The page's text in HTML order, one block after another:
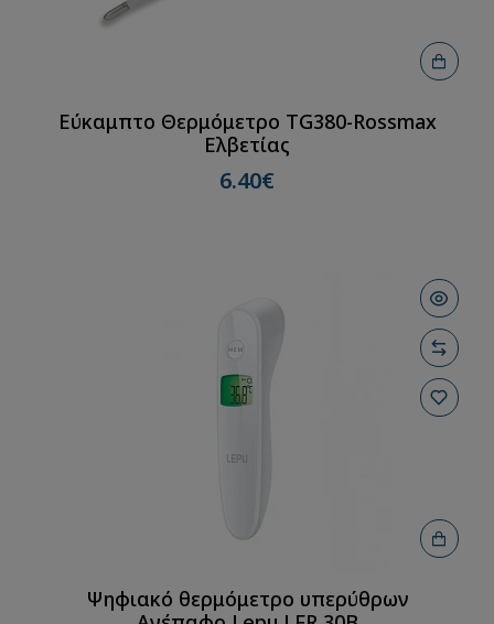
Εύκαμπτο Θερμόμετρο TG380-Rossmax
Ελβετίας
6.40€
Ψηφιακό θερμόμετρο υπερύθρων